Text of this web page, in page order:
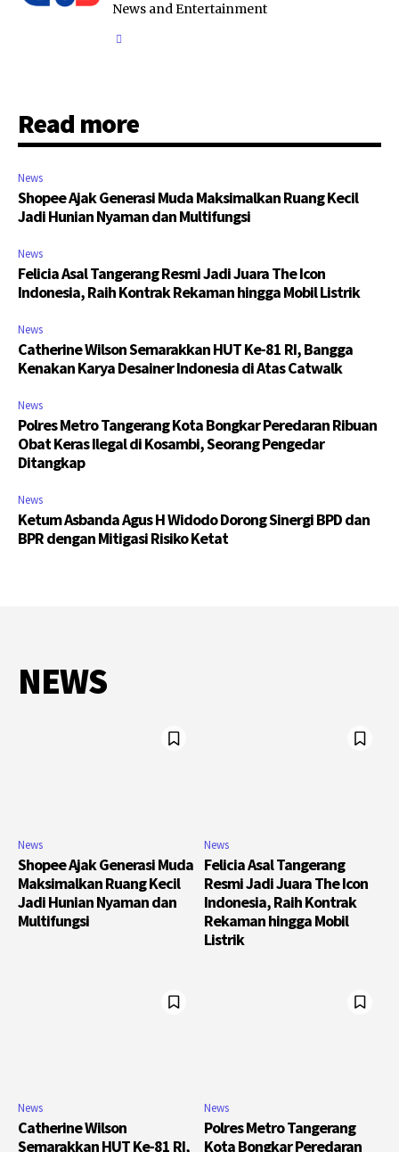
News and Entertainment
Read more
News
Shopee Ajak Generasi Muda Maksimalkan Ruang Kecil
Jadi Hunian Nyaman dan Multifungsi
News
Felicia Asal Tangerang Resmi Jadi Juara The Icon
Indonesia, Raih Kontrak Rekaman hingga Mobil Listrik
News
Catherine Wilson Semarakkan HUT Ke-81 RI, Bangga
Kenakan Karya Desainer Indonesia di Atas Catwalk
News
Polres Metro Tangerang Kota Bongkar Peredaran Ribuan
Obat Keras Ilegal di Kosambi, Seorang Pengedar
Ditangkap
News
Ketum Asbanda Agus H Widodo Dorong Sinergi BPD dan
BPR dengan Mitigasi Risiko Ketat
NEWS
News
Shopee Ajak Generasi Muda
Maksimalkan Ruang Kecil
Jadi Hunian Nyaman dan
Multifungsi
News
Felicia Asal Tangerang
Resmi Jadi Juara The Icon
Indonesia, Raih Kontrak
Rekaman hingga Mobil
Listrik
News
Catherine Wilson
Semarakkan HUT Ke-81 RI,
News
Polres Metro Tangerang
Kota Bongkar Peredaran